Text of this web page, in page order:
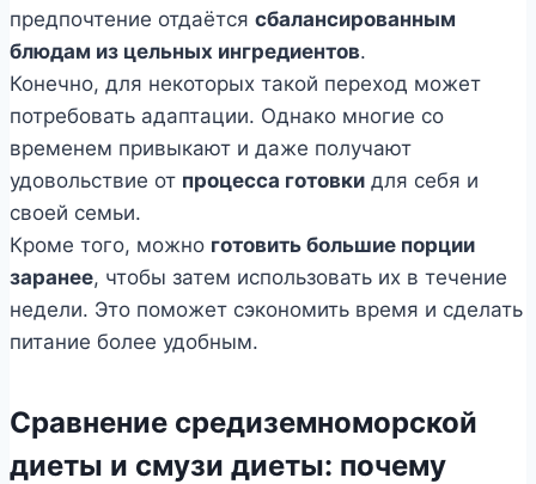
предпочтение отдаётся сбалансированным
блюдам из цельных ингредиентов.
Конечно, для некоторых такой переход может
потребовать адаптации. Однако многие со
временем привыкают и даже получают
удовольствие от процесса готовки для себя и
своей семьи.
Кроме того, можно готовить большие порции
заранее, чтобы затем использовать их в течение
недели. Это поможет сэкономить время и сделать
питание более удобным.
Сравнение средиземноморской
диеты и смузи диеты: почему